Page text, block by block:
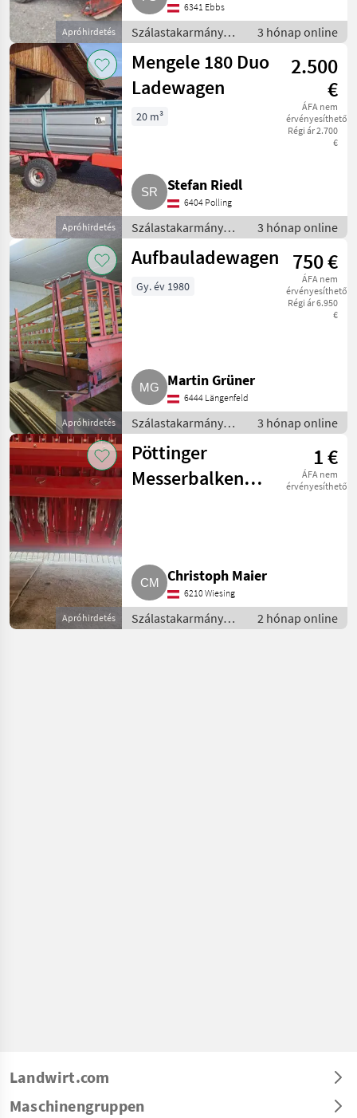
Apróhirdetés
6341 Ebbs
Szálastakarmány
betakarítók /
Rendfelszedő
pótkocsi
3 hónap online
Apróhirdetés
Mengele 180 Duo
Ladewagen
2.500
€
ÁFA nem
érvényesíthető
Régi ár 2.700
€
20 m³
Stefan Riedl
6404 Polling
Szálastakarmány
betakarítók /
Rendfelszedő
3 hónap online
Apróhirdetés
Aufbauladewagen 750 €
ÁFA nem
érvényesíthető
Régi ár 6.950
€
Gy. év 1980
Martin Grüner
6444 Längenfeld
Szálastakarmány
betakarítók /
Rendfelszedő
pótkocsi
3 hónap online
Apróhirdetés
Pöttinger
Messerbalken
1 €
ÁFA nem
érvényesíthető
Christoph Maier
6210 Wiesing
Szálastakarmány
betakarítók /
2 hónap online
Landwirt.com
Maschinengruppen